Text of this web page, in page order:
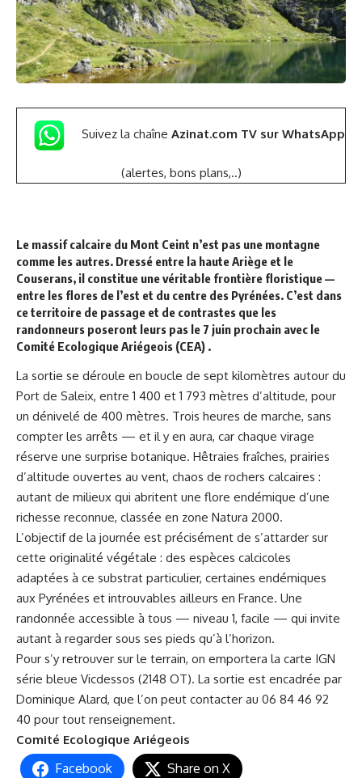
Suivez la chaîne Azinat.com TV sur WhatsApp
(alertes, bons plans,..)
Le massif calcaire du Mont Ceint n’est pas une montagne
comme les autres. Dressé entre la haute Ariège et le
Couserans, il constitue une véritable frontière floristique —
entre les flores de l’est et du centre des Pyrénées. C’est dans
ce territoire de passage et de contrastes que les
randonneurs poseront leurs pas le 7 juin prochain avec le
Comité Ecologique Ariégeois (CEA) .
La sortie se déroule en boucle de sept kilomètres autour du
Port de Saleix, entre 1 400 et 1 793 mètres d’altitude, pour
un dénivelé de 400 mètres. Trois heures de marche, sans
compter les arrêts — et il y en aura, car chaque virage
réserve une surprise botanique. Hêtraies fraîches, prairies
d’altitude ouvertes au vent, chaos de rochers calcaires :
autant de milieux qui abritent une flore endémique d’une
richesse reconnue, classée en zone Natura 2000.
L’objectif de la journée est précisément de s’attarder sur
cette originalité végétale : des espèces calcicoles
adaptées à ce substrat particulier, certaines endémiques
aux Pyrénées et introuvables ailleurs en France. Une
randonnée accessible à tous — niveau 1, facile — qui invite
autant à regarder sous ses pieds qu’à l’horizon.
Pour s’y retrouver sur le terrain, on emportera la carte IGN
série bleue Vicdessos (2148 OT). La sortie est encadrée par
Dominique Alard, que l’on peut contacter au 06 84 46 92
40 pour tout renseignement.
Comité Ecologique Ariégeois
Facebook Share on X